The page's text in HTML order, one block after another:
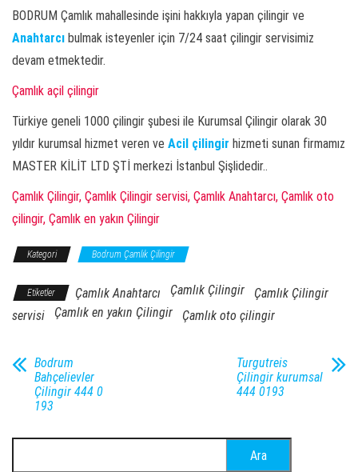
BODRUM Çamlık mahallesinde işini hakkıyla yapan çilingir ve
Anahtarcı bulmak isteyenler için 7/24 saat çilingir servisimiz
devam etmektedir.
Çamlık açil çilingir
Türkiye geneli 1000 çilingir şubesi ile Kurumsal Çilingir olarak 30
yıldır kurumsal hizmet veren ve Acil çilingir hizmeti sunan firmamız
MASTER KİLİT LTD ŞTİ merkezi İstanbul Şişlidedir..
Çamlık Çilingir, Çamlık Çilingir servisi, Çamlık Anahtarcı, Çamlık oto
çilingir, Çamlık en yakın Çilingir
Kategori Bodrum Çamlık Çilingir
Etiketler Çamlık Anahtarcı Çamlık Çilingir
Çamlık Çilingir
servisi
Çamlık en yakın Çilingir Çamlık oto çilingir
Bodrum
Bahçelievler
Çilingir 444 0
193
Turgutreis
Çilingir kurumsal
444 0193